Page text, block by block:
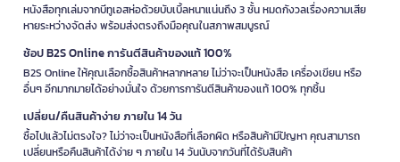
หนังสือทุกเล่มจากบีทูเอสห่อด้วยบับเบิ้ลหนาแน่นถึง 3 ชั้น หมดกังวลเรื่องความเสีย
หายระหว่างจัดส่ง พร้อมส่งตรงถึงมือคุณในสภาพสมบูรณ์
ช้อป B2S Online การันตีสินค้าของแท้ 100%
B2S Online ให้คุณเลือกซื้อสินค้าหลากหลาย ไม่ว่าจะเป็นหนังสือ เครื่องเขียน หรือ
อื่นๆ อีกมากมายได้อย่างมั่นใจ ด้วยการการันตีสินค้าของแท้ 100% ทุกชิ้น
เปลี่ยน/คืนสินค้าง่าย ภายใน 14 วัน
ซื้อไปแล้วไม่ตรงใจ? ไม่ว่าจะเป็นหนังสือที่เลือกผิด หรือสินค้ามีปัญหา คุณสามารถ
เปลี่ยนหรือคืนสินค้าได้ง่าย ๆ ภายใน 14 วันนับจากวันที่ได้รับสินค้า